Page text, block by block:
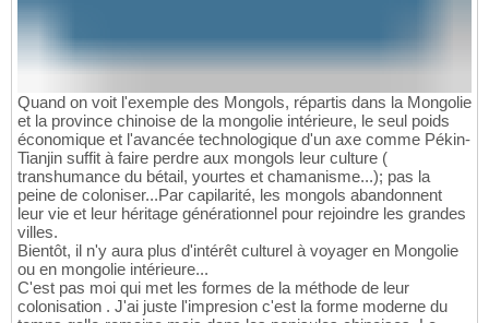
Quand on voit l'exemple des Mongols, répartis dans la Mongolie
et la province chinoise de la mongolie intérieure, le seul poids
économique et l'avancée technologique d'un axe comme Pékin-
Tianjin suffit à faire perdre aux mongols leur culture (
transhumance du bétail, yourtes et chamanisme...); pas la
peine de coloniser...Par capilarité, les mongols abandonnent
leur vie et leur héritage générationnel pour rejoindre les grandes
villes.
Bientôt, il n'y aura plus d'intérêt culturel à voyager en Mongolie
ou en mongolie intérieure...
C'est pas moi qui met les formes de la méthode de leur
colonisation . J'ai juste l'impresion c'est la forme moderne du